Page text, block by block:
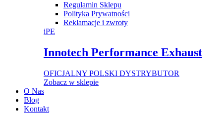
Regulamin Sklepu
Polityka Prywatności
Reklamacje i zwroty
iPE
Innotech Performance Exhaust
OFICJALNY POLSKI DYSTRYBUTOR
Zobacz w sklepie
O Nas
Blog
Kontakt